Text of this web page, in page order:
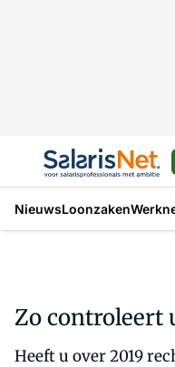
NieuwsLoonzaken
Zo controleert
Heeft u over 2019